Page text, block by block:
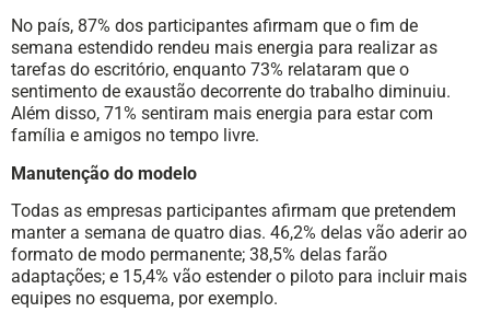
No país, 87% dos participantes afirmam que o fim de
semana estendido rendeu mais energia para realizar as
tarefas do escritório, enquanto 73% relataram que o
sentimento de exaustão decorrente do trabalho diminuiu.
Além disso, 71% sentiram mais energia para estar com
família e amigos no tempo livre.
Manutenção do modelo
Todas as empresas participantes afirmam que pretendem
manter a semana de quatro dias. 46,2% delas vão aderir ao
formato de modo permanente; 38,5% delas farão
adaptações; e 15,4% vão estender o piloto para incluir mais
equipes no esquema, por exemplo.